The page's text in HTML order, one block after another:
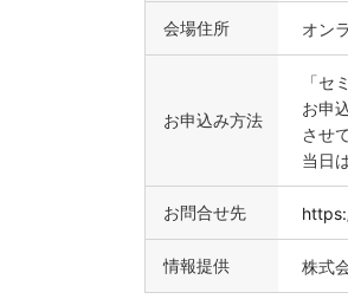
会場住所 オン
お申込み方法
「セ
お申
させ
当日
お問合せ先
情報提供 株式